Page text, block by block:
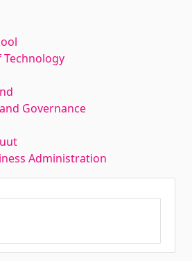
Governance
Administration